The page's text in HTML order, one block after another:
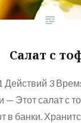
Салат с
Действий 3
— Этот салат с
в банки.